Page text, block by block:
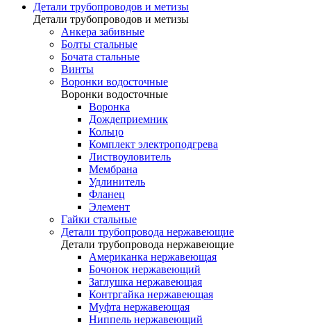
Детали трубопроводов и метизы
Детали трубопроводов и метизы
Анкера забивные
Болты стальные
Бочата стальные
Винты
Воронки водосточные
Воронки водосточные
Воронка
Дождеприемник
Кольцо
Комплект электроподгрева
Листвоуловитель
Мембрана
Удлинитель
Фланец
Элемент
Гайки стальные
Детали трубопровода нержавеющие
Детали трубопровода нержавеющие
Американка нержавеющая
Бочонок нержавеющий
Заглушка нержавеющая
Контргайка нержавеющая
Муфта нержавеющая
Ниппель нержавеющий